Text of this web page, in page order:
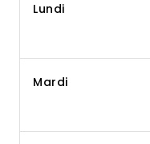
Lundi
Mardi